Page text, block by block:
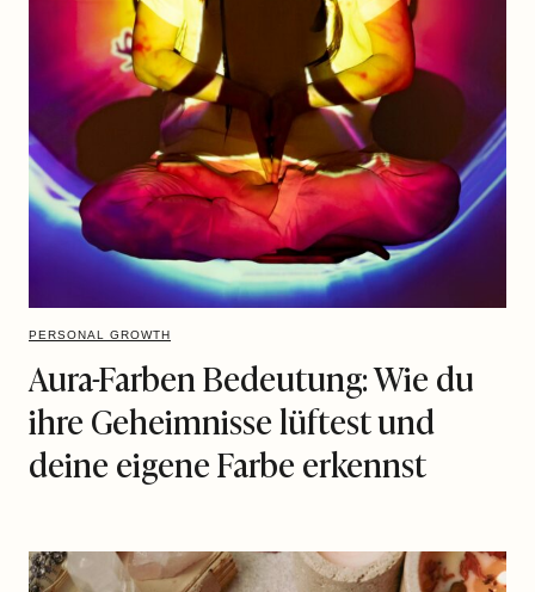
PERSONAL GROWTH
Aura-Farben Bedeutung: Wie du
ihre Geheimnisse lüftest und
deine eigene Farbe erkennst